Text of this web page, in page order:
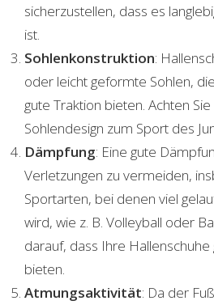
sicherzustellen, dass es
ist.
Sohlenkonstruktion:
oder leicht geformte Sohlen,
gute Traktion bieten. Achten
Sohlendesign zum Sport des
Dämpfung: Eine gute
Verletzungen zu vermeiden,
Sportarten, bei denen viel
wird, wie z. B. Volleyball oder
darauf, dass Ihre
bieten.
Atmungsaktivität: Da der